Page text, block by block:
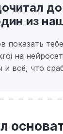
из
показать
на
и всё, что